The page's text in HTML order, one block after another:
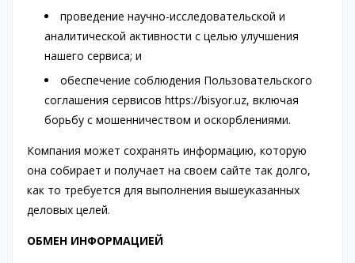
проведение научно-исследовательской и
аналитической активности с целью улучшения
нашего сервиса; и
обеспечение соблюдения Пользовательского
соглашения сервисов https://bisyor.uz, включая
борьбу с мошенничеством и оскорблениями.
Компания может сохранять информацию, которую
она собирает и получает на своем cайте так долго,
как то требуется для выполнения вышеуказанных
деловых целей.
ОБМЕН ИНФОРМАЦИЕЙ